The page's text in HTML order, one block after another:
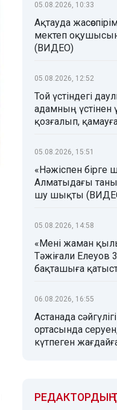
05.08.2026, 10:33
Ақтауда
мектеп
(ВИДЕО)
05.08.2026, 12:52
Той үстіндегі
адамның үстінен
қозғалып,
05.08.2026, 15:51
«Нәжіспен
Алматыдағы
шу шықты
05.08.2026, 14:58
«Мені жаман
Тәжіғали
бақташыға
06.08.2026, 16:55
Астанада
ортасында
күтпеген
РЕДАКТОРДЫҢ